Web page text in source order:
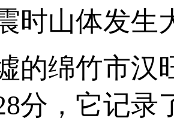
时山体发生
的绵竹市汉
分，它记录